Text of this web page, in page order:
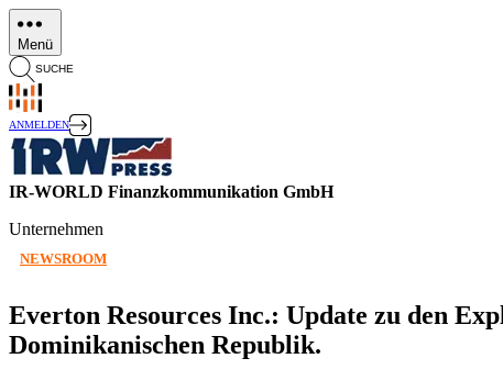
Direkt
zum
Inhalt
Menü
SUCHE
ANMELDEN
IR-WORLD Finanzkommunikation GmbH
Unternehmen
NEWSROOM
Everton Resources Inc.: Update zu den
Dominikanischen Republik.